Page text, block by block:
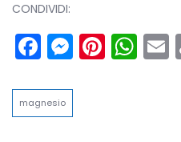
CONDIVIDI:
Facebook
magnesio